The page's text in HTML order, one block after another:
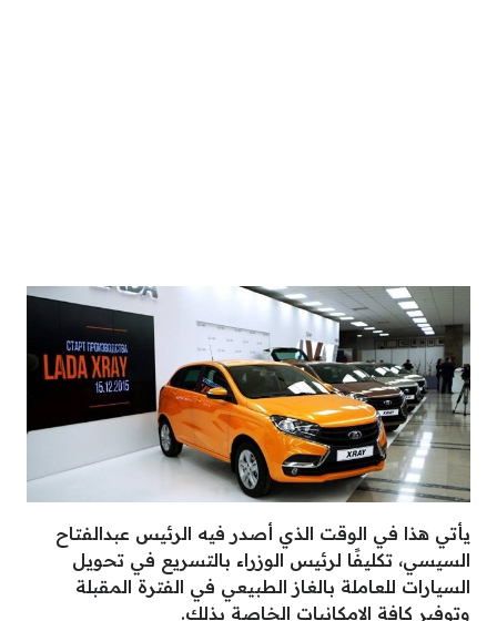
يأتي هذا في الوقت الذي أصدر فيه الرئيس عبدالفتاح
السيسي، تكليفًا لرئيس الوزراء بالتسريع في تحويل
السيارات للعاملة بالغاز الطبيعي في الفترة المقبلة
وتوفير كافة الإمكانيات الخاصة بذلك.